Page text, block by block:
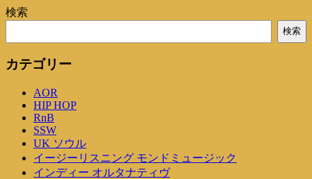
ビ
ゲ
ー
検索
検索
カテゴリー
AOR
HIP HOP
RnB
SSW
UK ソウル
イージーリスニング モンドミュージック
インディー オルタナティヴ